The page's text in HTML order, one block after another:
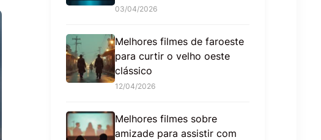
03/04/2026
Melhores filmes de faroeste
para curtir o velho oeste
clássico
12/04/2026
Melhores filmes sobre
amizade para assistir com